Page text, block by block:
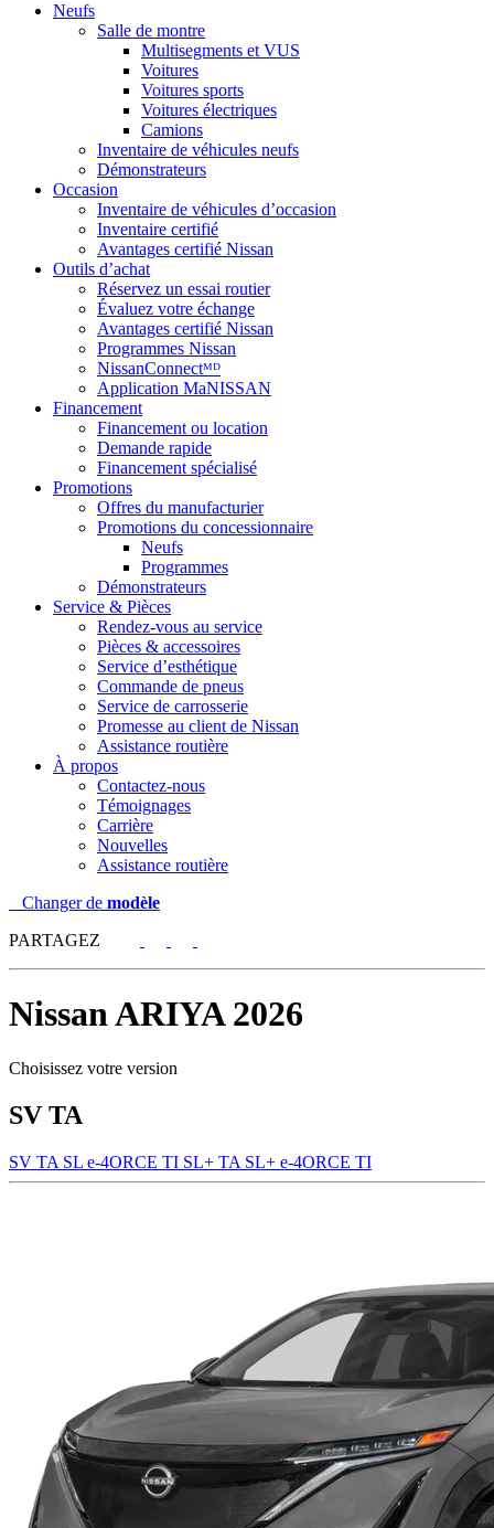
Neufs
Salle de montre
Multisegments et VUS
Voitures
Voitures sports
Voitures électriques
Camions
Inventaire de véhicules neufs
Démonstrateurs
Occasion
Inventaire de véhicules d’occasion
Inventaire certifié
Avantages certifié Nissan
Outils d’achat
Réservez un essai routier
Évaluez votre échange
Avantages certifié Nissan
Programmes Nissan
NissanConnectᴹᴰ
Application MaNISSAN
Financement
Financement ou location
Demande rapide
Financement spécialisé
Promotions
Offres du manufacturier
Promotions du concessionnaire
Neufs
Programmes
Démonstrateurs
Service & Pièces
Rendez-vous au service
Pièces & accessoires
Service d’esthétique
Commande de pneus
Service de carrosserie
Promesse au client de Nissan
Assistance routière
À propos
Contactez-nous
Témoignages
Carrière
Nouvelles
Assistance routière
Changer de modèle
PARTAGEZ
NissanARIYA 2026
Choisissez votre version
SV TA
SV TA SL e-4ORCE TI SL+ TA SL+ e-4ORCE TI